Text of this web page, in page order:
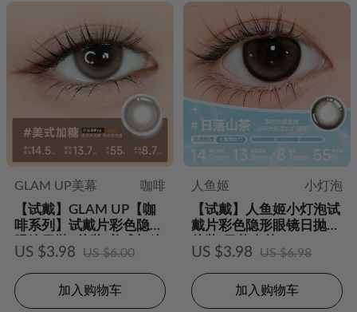
GLAM UP美幕
咖啡
【试戴】GLAM UP【咖
啡系列】试戴片彩色隐形
眼镜日抛2片装-美式加糖
US $3.98 US $6.00
加入购物车
人鱼姬
小灯泡
【试戴】人鱼姬小灯泡试
戴片彩色隐形眼镜日抛2
片装-日落山茶
US $3.98 US $6.98
加入购物车